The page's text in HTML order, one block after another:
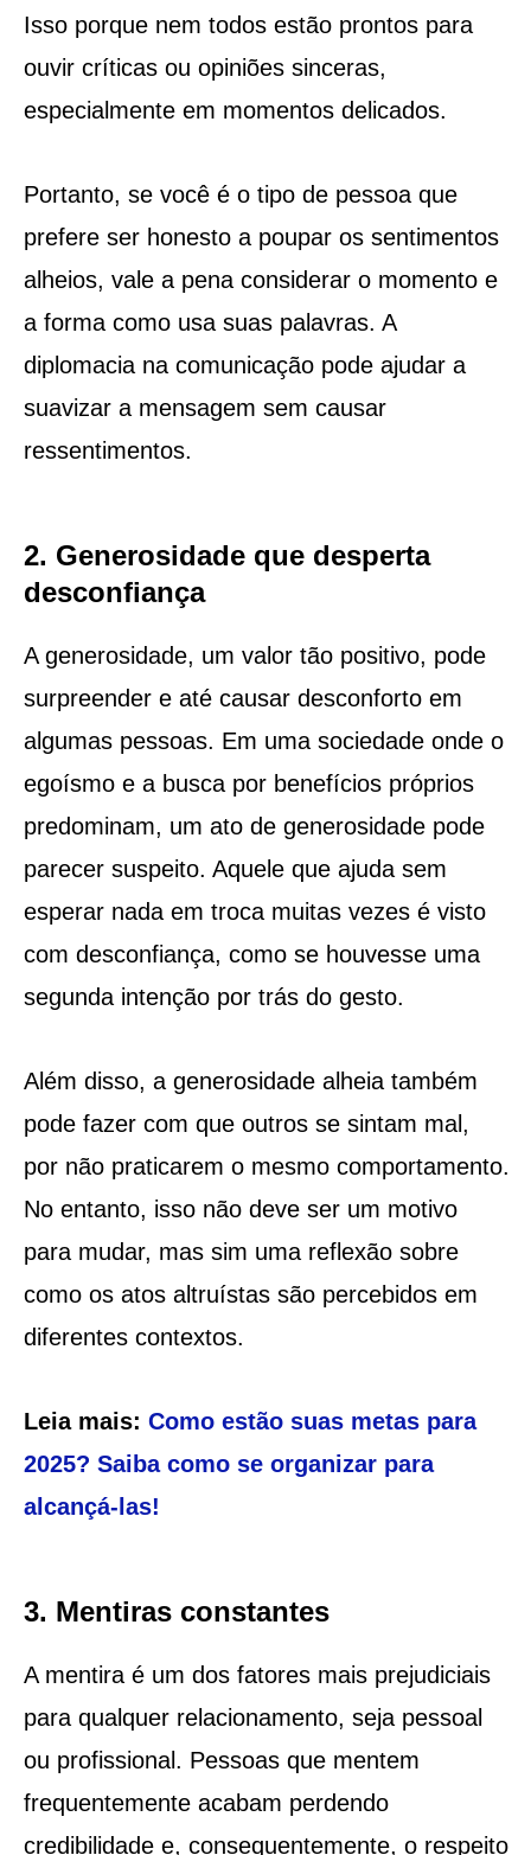
Isso porque nem todos estão prontos para
ouvir críticas ou opiniões sinceras,
especialmente em momentos delicados.
Portanto, se você é o tipo de pessoa que
prefere ser honesto a poupar os sentimentos
alheios, vale a pena considerar o momento e
a forma como usa suas palavras. A
diplomacia na comunicação pode ajudar a
suavizar a mensagem sem causar
ressentimentos.
2. Generosidade que desperta
desconfiança
A generosidade, um valor tão positivo, pode
surpreender e até causar desconforto em
algumas pessoas. Em uma sociedade onde o
egoísmo e a busca por benefícios próprios
predominam, um ato de generosidade pode
parecer suspeito. Aquele que ajuda sem
esperar nada em troca muitas vezes é visto
com desconfiança, como se houvesse uma
segunda intenção por trás do gesto.
Além disso, a generosidade alheia também
pode fazer com que outros se sintam mal,
por não praticarem o mesmo comportamento.
No entanto, isso não deve ser um motivo
para mudar, mas sim uma reflexão sobre
como os atos altruístas são percebidos em
diferentes contextos.
Leia mais: Como estão suas metas para
2025? Saiba como se organizar para
alcançá-las!
3. Mentiras constantes
A mentira é um dos fatores mais prejudiciais
para qualquer relacionamento, seja pessoal
ou profissional. Pessoas que mentem
frequentemente acabam perdendo
credibilidade e, consequentemente, o respeito